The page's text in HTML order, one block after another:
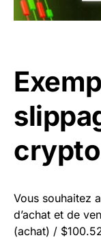
crypto
Vous souhaitez
d’achat et de
(achat) /